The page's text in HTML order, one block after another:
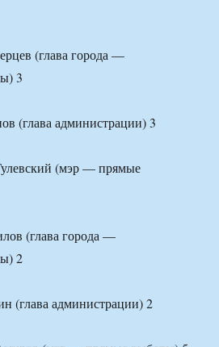
(глава города —
3
(глава администрации) 3
(мэр — прямые
(глава города —
2
(глава администрации) 2